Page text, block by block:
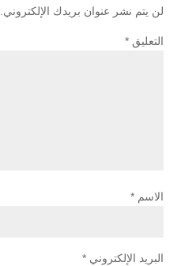
لن يتم نشر عنوان بريدك الإلكتروني.
التعليق *
الاسم *
البريد الإلكتروني *